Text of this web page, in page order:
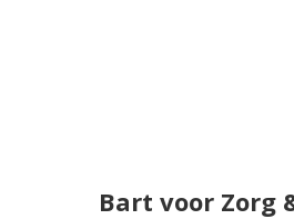
Bart voor Zorg